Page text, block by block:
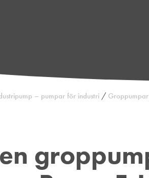
– pumpar för industri / Groppumpar